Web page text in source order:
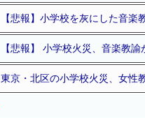
【悲報】小学校を灰にした音
【悲報】 小学校火災、音楽教
東京・北区の小学校火災、女性